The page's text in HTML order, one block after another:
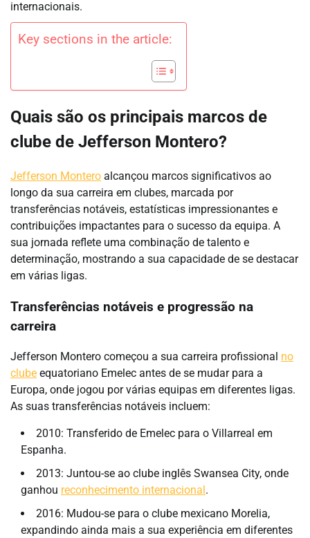
internacionais.
Key sections in the article:
Quais são os principais marcos de
clube de Jefferson Montero?
Jefferson Montero alcançou marcos significativos ao
longo da sua carreira em clubes, marcada por
transferências notáveis, estatísticas impressionantes e
contribuições impactantes para o sucesso da equipa. A
sua jornada reflete uma combinação de talento e
determinação, mostrando a sua capacidade de se destacar
em várias ligas.
Transferências notáveis e progressão na
carreira
Jefferson Montero começou a sua carreira profissional no
clube equatoriano Emelec antes de se mudar para a
Europa, onde jogou por várias equipas em diferentes ligas.
As suas transferências notáveis incluem:
2010: Transferido de Emelec para o Villarreal em
Espanha.
2013: Juntou-se ao clube inglês Swansea City, onde
ganhou reconhecimento internacional .
2016: Mudou-se para o clube mexicano Morelia,
expandindo ainda mais a sua experiência em diferentes